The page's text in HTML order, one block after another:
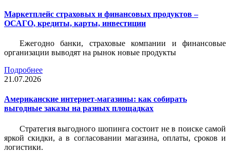
Маркетплейс страховых и финансовых продуктов –
ОСАГО, кредиты, карты, инвестиции
Ежегодно банки, страховые компании и финансовые
организации выводят на рынок новые продукты
Подробнее
21.07.2026
Американские интернет-магазины: как собирать
выгодные заказы на разных площадках
Стратегия выгодного шопинга состоит не в поиске самой
яркой скидки, а в согласовании магазина, оплаты, сроков и
логистики.